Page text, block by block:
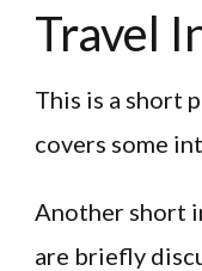
Travel
This is a short
covers some
Another short
are briefly